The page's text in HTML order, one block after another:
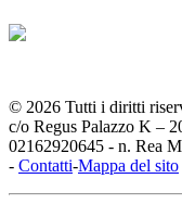
© 2026 Tutti i diritti
c/o Regus Palazzo K –
02162920645 - n. Rea
- Contatti-Mappa del sito